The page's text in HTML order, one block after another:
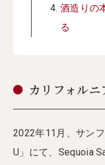
酒造りの
る
カリフォル
2022年11月、サン
U」にて、Sequoia